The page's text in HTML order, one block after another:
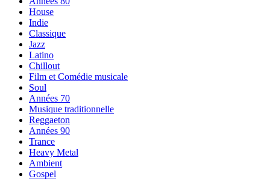
House
Indie
Classique
Jazz
Latino
Chillout
Film et Comédie musicale
Soul
Années 70
Musique traditionnelle
Reggaeton
Années 90
Trance
Heavy Metal
Ambient
Gospel